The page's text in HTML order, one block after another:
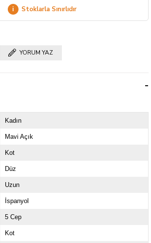
i Stoklarla Sınırlıdır
YORUM YAZ
Kadın
Mavi Açık
Kot
Düz
Uzun
İspanyol
5 Cep
Kot